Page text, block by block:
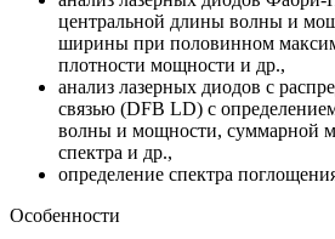
центральной длины волны и
ширины при половинном
плотности мощности и др.,
анализ лазерных диодов с
связью (DFB LD) с
волны и мощности, суммарной
спектра и др.,
определение спектра
Особенности